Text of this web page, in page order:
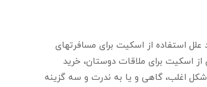
کردن پرسشنامه های اینترنتی انجام شده از 339 نفر در مورد علل استفاده از اسکیت برای مسافرتهای
اسکیت برای ملاقات دوستان، خرید
اغلب، گاهی و یا به ندرت و سه گزینه